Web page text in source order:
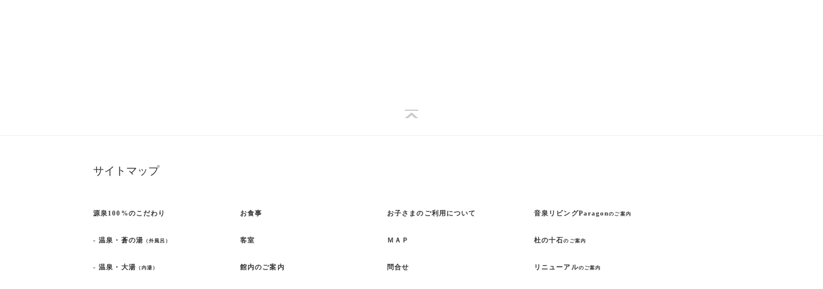
サイトマップ
源泉100%のこだわり
- 温泉・蒼の湯 （外風呂）
- 温泉・大湯 （内湯）
お食事
客室
館内のご案内
お子さまのご利用について
ＭＡＰ
問合せ
音泉リビングParagonのご案内
杜の十石のご案内
リニューアルのご案内